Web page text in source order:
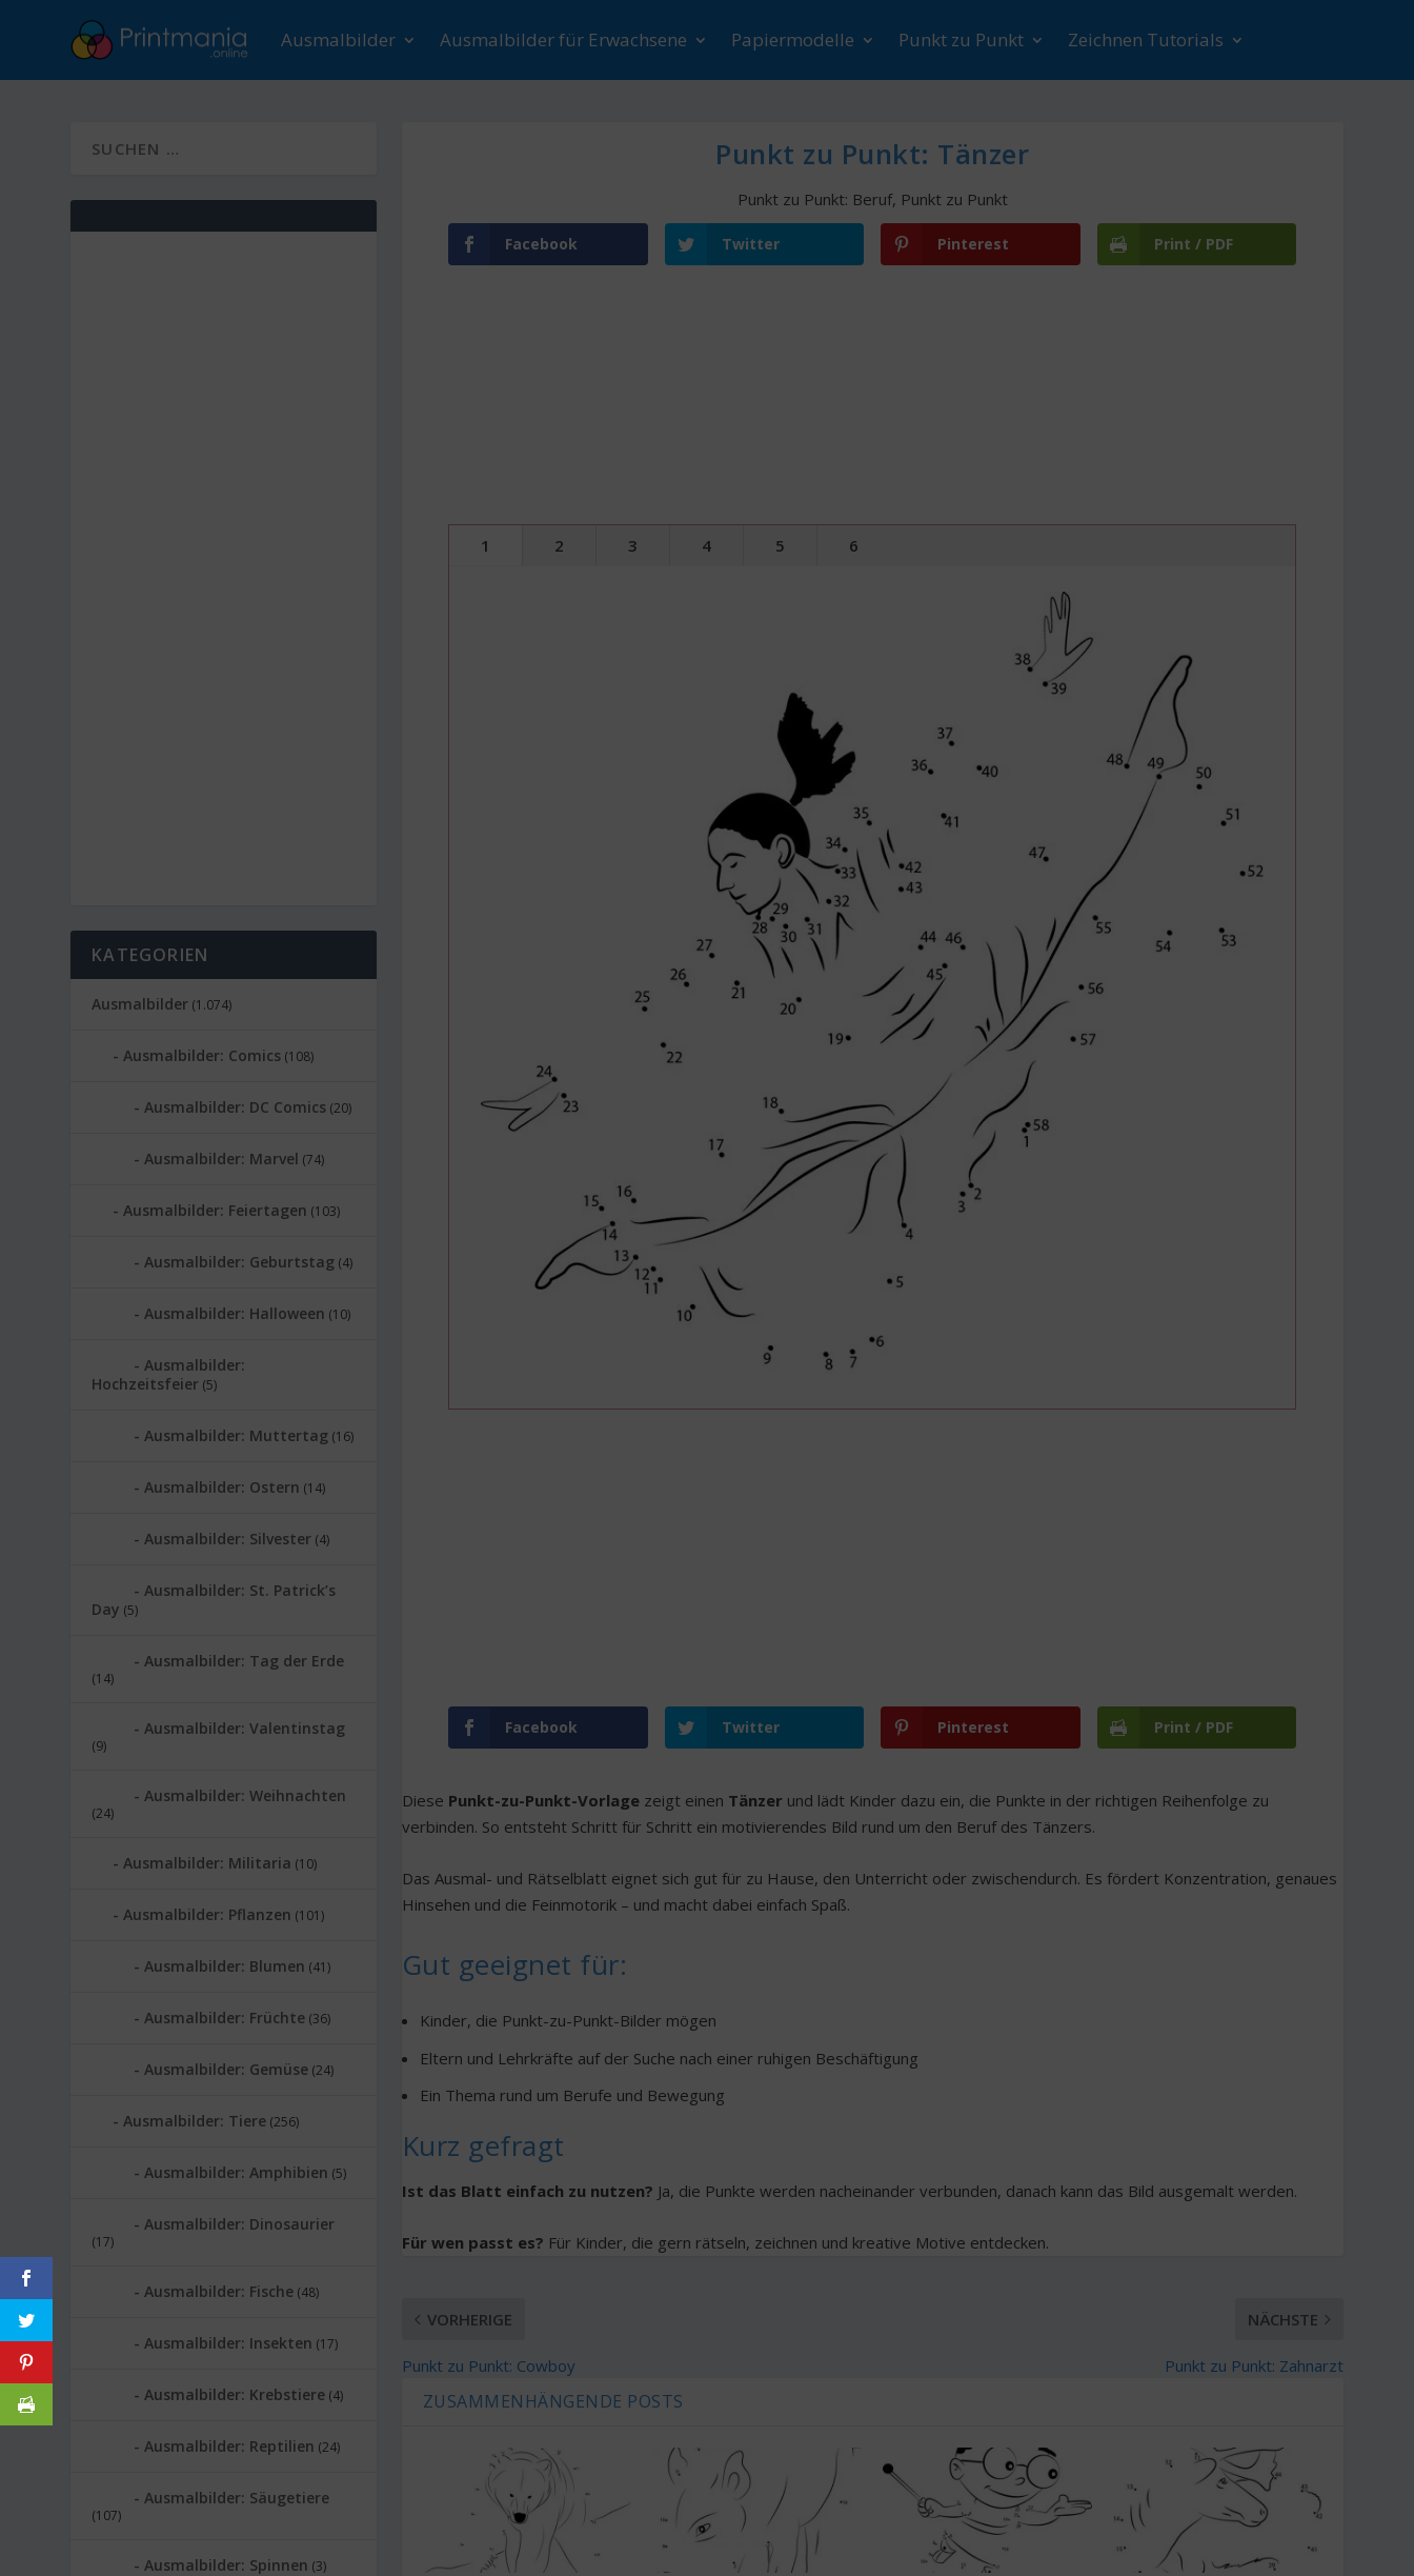
Ausmalbilder Ausmalbilder für Erwachsene Papiermodelle Punkt zu Punkt Zeichnen Tutorials
Punkt zu Punkt: Tänzer
Punkt zu Punkt: Beruf, Punkt zu Punkt
Facebook Twitter Pinterest Print / PDF
1 2 3 4 5 6
Facebook Twitter Pinterest Print / PDF
Diese Punkt-zu-Punkt-Vorlagezeigt einen Tänzer und lädt Kinder dazu ein, die Punkte in der richtigen Reihenfolge zu
verbinden. So entsteht Schritt für Schritt ein motivierendes Bild rund um den Beruf des Tänzers.
Das Ausmal- und Rätselblatt eignet sich gut für zu Hause, den Unterricht oder zwischendurch. Es fördert Konzentration, genaues
Hinsehen und die Feinmotorik – und macht dabei einfach Spaß.
Gut geeignet für:
Kinder, die Punkt-zu-Punkt-Bilder mögen
Eltern und Lehrkräfte auf der Suche nach einer ruhigen Beschäftigung
Ein Thema rund um Berufe und Bewegung
Kurz gefragt
Ist das Blatt einfach zu nutzen? Ja, die Punkte werden nacheinander verbunden, danach kann das Bild ausgemalt werden.
Für wen passt es? Für Kinder, die gern rätseln, zeichnen und kreative Motive entdecken.
VORHERIGE
Punkt zu Punkt: Cowboy
NÄCHSTE
Punkt zu Punkt: Zahnarzt
ZUSAMMENHÄNGENDE POSTS
KATEGORIEN
Ausmalbilder (1.074)
Ausmalbilder: Comics (108)
Ausmalbilder: DC Comics (20)
Ausmalbilder: Marvel (74)
Ausmalbilder: Feiertagen (103)
Ausmalbilder: Geburtstag (4)
Ausmalbilder: Halloween (10)
Ausmalbilder:
Hochzeitsfeier (5)
Ausmalbilder: Muttertag (16)
Ausmalbilder: Ostern (14)
Ausmalbilder: Silvester (4)
Ausmalbilder: St. Patrick’s
Day (5)
Ausmalbilder: Tag der Erde
(14)
Ausmalbilder: Valentinstag
(9)
Ausmalbilder: Weihnachten
(24)
Ausmalbilder: Militaria (10)
Ausmalbilder: Pflanzen (101)
Ausmalbilder: Blumen (41)
Ausmalbilder: Früchte (36)
Ausmalbilder: Gemüse (24)
Ausmalbilder: Tiere (256)
Ausmalbilder: Amphibien (5)
Ausmalbilder: Dinosaurier
(17)
Ausmalbilder: Fische (48)
Ausmalbilder: Insekten (17)
Ausmalbilder: Krebstiere (4)
Ausmalbilder: Reptilien (24)
Ausmalbilder: Säugetiere
(107)
Ausmalbilder: Spinnen (3)